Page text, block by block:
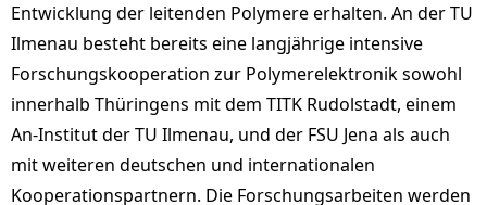
Entwicklung der leitenden Polymere erhalten. An der TU
Ilmenau besteht bereits eine langjährige intensive
Forschungskooperation zur Polymerelektronik sowohl
innerhalb Thüringens mit dem TITK Rudolstadt, einem
An-Institut der TU Ilmenau, und der FSU Jena als auch
mit weiteren deutschen und internationalen
Kooperationspartnern. Die Forschungsarbeiten werden